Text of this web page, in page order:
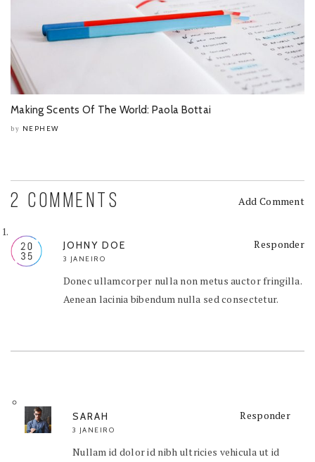
Making Scents Of The World: Paola Bottai
by NEPHEW
2 COMMENTS Add Comment
JOHNY DOE
3 JANEIRO
Responder
Donec ullamcorper nulla non metus auctor fringilla.
Aenean lacinia bibendum nulla sed consectetur.
SARAH
3 JANEIRO
Responder
Nullam id dolor id nibh ultricies vehicula ut id